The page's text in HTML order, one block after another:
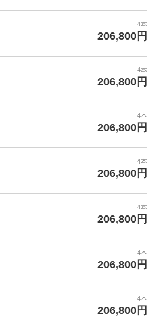
4本
206,800円
4本
206,800円
4本
206,800円
4本
206,800円
4本
206,800円
4本
206,800円
4本
206,800円